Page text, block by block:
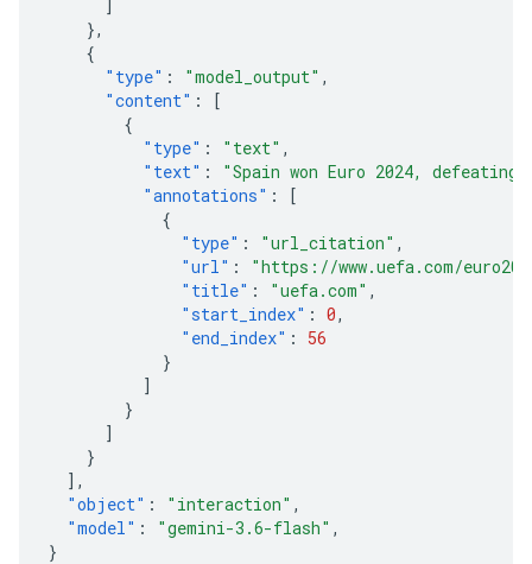
]
},
{
"type" : "model_output" ,
"content" :
[
{
"type" : "text" ,
"text" :
"Spain won Euro 2024,
"annotations" :
[
{
"type" : "url_citation" ,
"url" :
"https://www.uefa.com/
"title" : "uefa.com" ,
"start_index" : 0,
"end_index" :
56
}
]
}
]
}
],
"object" : "interaction" ,
"model" : "gemini-3.6-flash" ,
}